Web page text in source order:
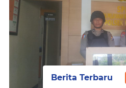
Berita Terbaru